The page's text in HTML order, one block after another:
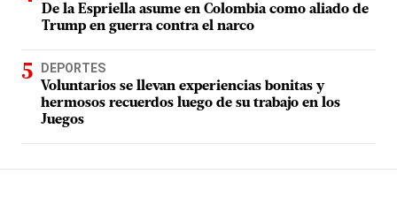
De la Espriella asume en Colombia como aliado de
Trump en guerra contra el narco
DEPORTES
Voluntarios se llevan experiencias bonitas y
hermosos recuerdos luego de su trabajo en los
Juegos